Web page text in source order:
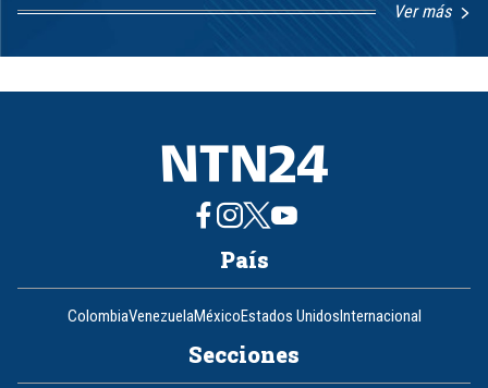
Ver más
1
8
País
ColombiaVenezuelaMéxicoEstados UnidosInternacional
Secciones